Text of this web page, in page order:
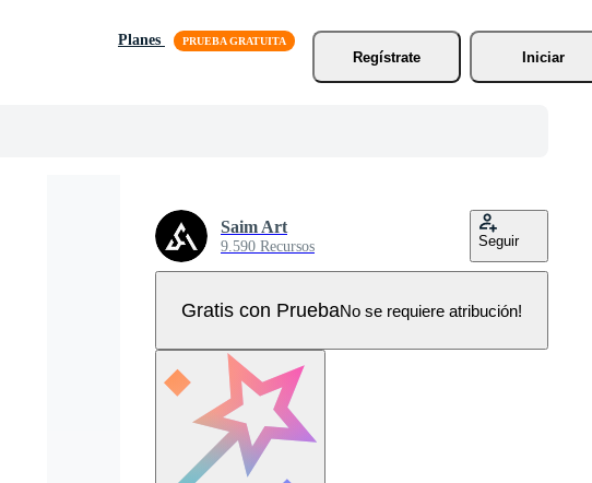
Planes
Regístrate
Iniciar
Saim Art
9.590 Recursos Seguir
Gratis con PruebaNo se requiere atribución!